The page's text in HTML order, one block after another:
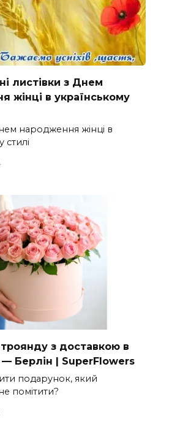
листівки з Днем
жінці в українському
народження жінці в
стилі
троянду з доставкою в
— Берлін | SuperFlowers
подарунок, який
помітити?